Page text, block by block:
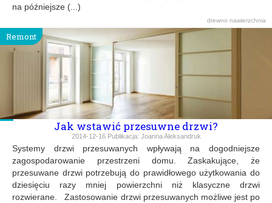
na późniejsze (...)
drewno nawierzchnia
Remont
Jak wstawić przesuwne drzwi?
2014-12-16Publikacja: Joanna Aleksandruk
Systemy drzwi przesuwanych wpływają na dogodniejsze
zagospodarowanie przestrzeni domu. Zaskakujące, że
przesuwane drzwi potrzebują do prawidłowego użytkowania do
dziesięciu razy mniej powierzchni niż klasyczne drzwi
rozwierane. Zastosowanie drzwi przesuwanych możliwe jest po